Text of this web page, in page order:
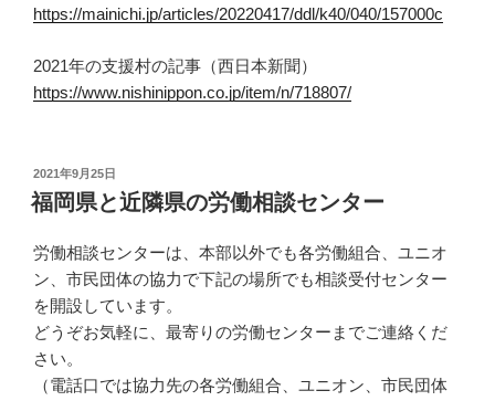
https://mainichi.jp/articles/20220417/ddl/k40/040/157000c
2021年の支援村の記事（西日本新聞）
https://www.nishinippon.co.jp/item/n/718807/
投
稿
日:
2021年9月25日
福岡県と近隣県の労働相談センター
労働相談センターは、本部以外でも各労働組合、ユニオ
ン、市民団体の協力で下記の場所でも相談受付センター
を開設しています。
どうぞお気軽に、最寄りの労働センターまでご連絡くだ
さい。
（電話口では協力先の各労働組合、ユニオン、市民団体